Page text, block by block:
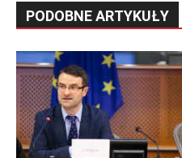
PODOBNE ARTYKUŁY